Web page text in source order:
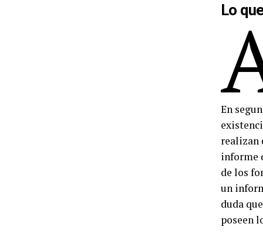
Lo
En
realizan
informe
de los
un
duda
poseen